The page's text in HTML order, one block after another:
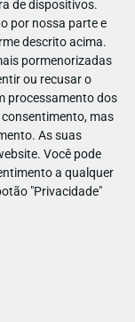
de dispositivos.
por nossa parte e
descrito acima.
pormenorizadas
ou recusar o
processamento dos
mas
As suas
Você pode
a qualquer
"Privacidade"
23